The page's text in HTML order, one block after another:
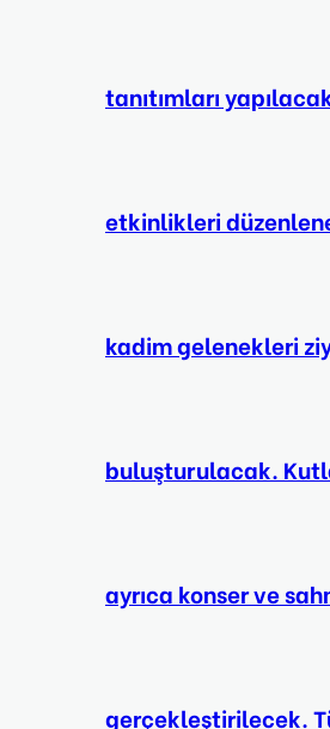
tanıtımları
etkinlikleri
kadim gelenekleri
buluşturulacak.
ayrıca konser ve
gerçekleştirilecek.